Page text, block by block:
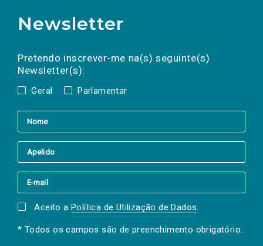
Newsletter
Pretendo inscrever-me na(s) seguinte(s)
Newsletter(s):
Geral Parlamentar
a(s) newsletter(s).
mail
Aceito a Política de Utilização de Dados.
* Todos os campos são de preenchimento obrigatório.